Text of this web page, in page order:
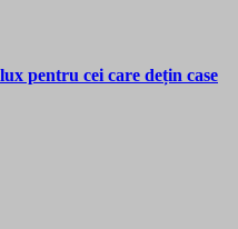
pentru cei care dețin case